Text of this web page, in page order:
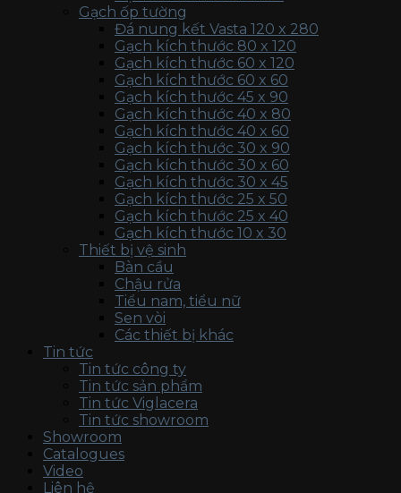
Gạch ốp tường
Đá nung kết Vasta 120 x 280
Gạch kích thước 80 x 120
Gạch kích thước 60 x 120
Gạch kích thước 60 x 60
Gạch kích thước 45 x 90
Gạch kích thước 40 x 80
Gạch kích thước 40 x 60
Gạch kích thước 30 x 90
Gạch kích thước 30 x 60
Gạch kích thước 30 x 45
Gạch kích thước 25 x 50
Gạch kích thước 25 x 40
Gạch kích thước 10 x 30
Thiết bị vệ sinh
Bàn cầu
Chậu rửa
Tiểu nam, tiểu nữ
Sen vòi
Các thiết bị khác
Tin tức
Tin tức công ty
Tin tức sản phẩm
Tin tức Viglacera
Tin tức showroom
Showroom
Catalogues
Video
Liên hệ